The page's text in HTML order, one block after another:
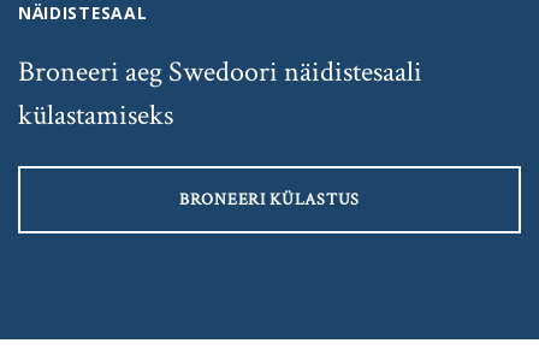
NÄIDISTESAAL
Broneeri aeg Swedoori näidistesaali
külastamiseks
BRONEERI KÜLASTUS